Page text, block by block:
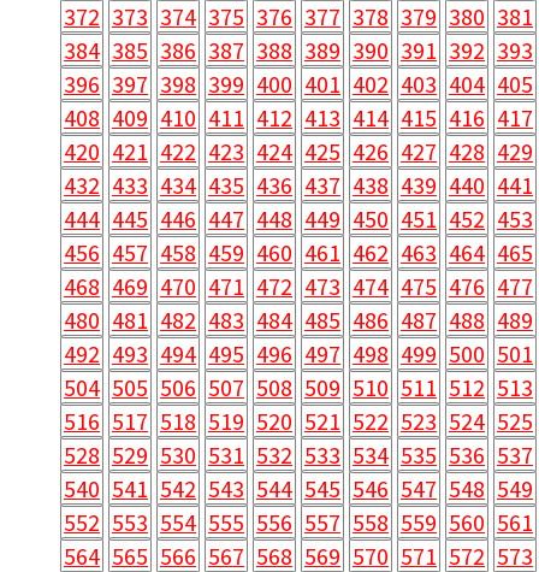
372 373 374 375 376 377 378 379 380 381
384 385 386 387 388 389 390 391 392 393
396 397 398 399 400 401 402 403 404 405
408 409 410 411 412 413 414 415 416 417
420 421 422 423 424 425 426 427 428 429
432 433 434 435 436 437 438 439 440 441
444 445 446 447 448 449 450 451 452 453
456 457 458 459 460 461 462 463 464 465
468 469 470 471 472 473 474 475 476 477
480 481 482 483 484 485 486 487 488 489
492 493 494 495 496 497 498 499 500 501
504 505 506 507 508 509 510 511 512 513
516 517 518 519 520 521 522 523 524 525
528 529 530 531 532 533 534 535 536 537
540 541 542 543 544 545 546 547 548 549
552 553 554 555 556 557 558 559 560 561
564 565 566 567 568 569 570 571 572 573